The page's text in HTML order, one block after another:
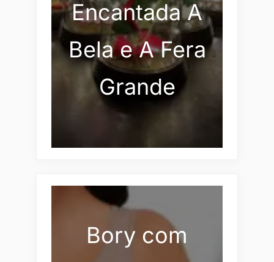
Encantada A
Bela e A Fera
Grande
Bory com